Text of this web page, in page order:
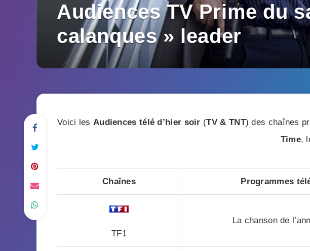
Audiences TV Prime du
calanques » leader
Voici les Audiences télé d’hier soir (TV & TNT) des chaînes
Time,
Chaînes Programmes
TF1
La chanson de